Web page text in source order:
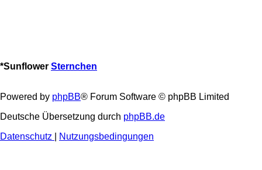
*Sunflower Sternchen
Powered by phpBB® Forum Software © phpBB Limited
Deutsche Übersetzung durch phpBB.de
Datenschutz
Nutzungsbedingungen